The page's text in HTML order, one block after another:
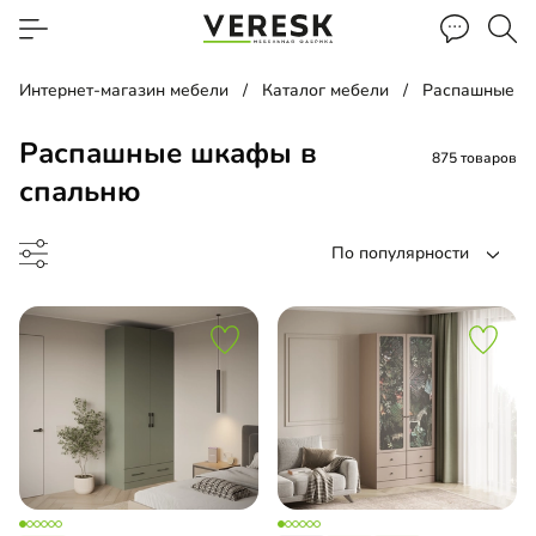
Интернет-магазин мебели Каталог мебели Распашные
Распашные шкафы в
спальню
875 товаров
По популярности
шкаф